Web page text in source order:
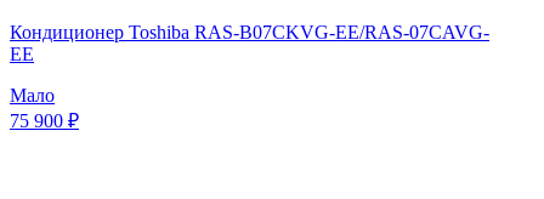
Кондиционер Toshiba RAS-B07CKVG-EE/RAS-07CAVG-
EE
Мало
75 900 ₽